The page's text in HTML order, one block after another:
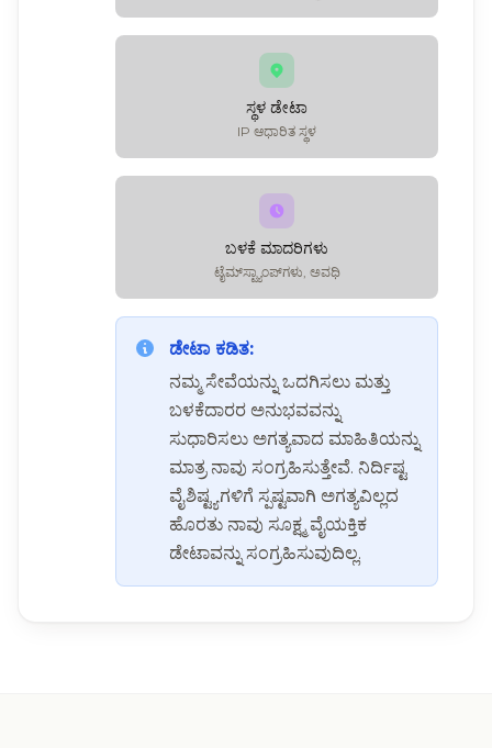
ಸ್ಥಳ ಡೇಟಾ
IP ಆಧಾರಿತ ಸ್ಥಳ
ಬಳಕೆ ಮಾದರಿಗಳು
ಟೈಮ್‌ಸ್ಟ್ಯಾಂಪ್‌ಗಳು, ಅವಧಿ
ಡೇಟಾ ಕಡಿತ:
ನಮ್ಮ ಸೇವೆಯನ್ನು ಒದಗಿಸಲು ಮತ್ತು
ಬಳಕೆದಾರರ ಅನುಭವವನ್ನು
ಸುಧಾರಿಸಲು ಅಗತ್ಯವಾದ ಮಾಹಿತಿಯನ್ನು
ಮಾತ್ರ ನಾವು ಸಂಗ್ರಹಿಸುತ್ತೇವೆ. ನಿರ್ದಿಷ್ಟ
ವೈಶಿಷ್ಟ್ಯಗಳಿಗೆ ಸ್ಪಷ್ಟವಾಗಿ ಅಗತ್ಯವಿಲ್ಲದ
ಹೊರತು ನಾವು ಸೂಕ್ಷ್ಮ ವೈಯಕ್ತಿಕ
ಡೇಟಾವನ್ನು ಸಂಗ್ರಹಿಸುವುದಿಲ್ಲ.